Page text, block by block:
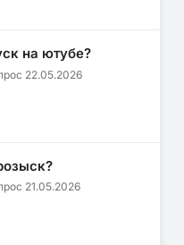
на ютубе?
22.05.2026
21.05.2026